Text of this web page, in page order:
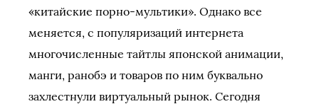
«китайские порно-мультики». Однако все
меняется, с популяризаций интернета
многочисленные тайтлы японской анимации,
манги, ранобэ и товаров по ним буквально
захлестнули виртуальный рынок. Сегодня